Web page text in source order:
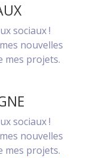
sociaux !
nouvelles
mes projets.
sociaux !
nouvelles
mes projets.